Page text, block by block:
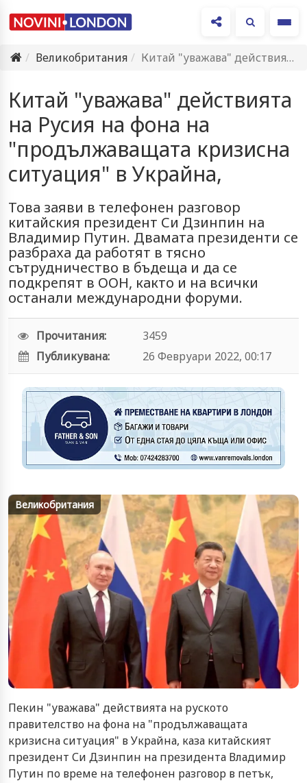
Великобритания
Китай "уважава" действията на Русия на фона на "продължаващата кризисна…
Китай "уважава" действията
на Русия на фона на
"продължаващата кризисна
ситуация" в Украйна,
Това заяви в телефонен разговор
китайския президент Си Дзинпин на
Владимир Путин. Двамата президенти се
разбраха да работят в тясно
сътрудничество в бъдеща и да се
подкрепят в ООН, както и на всички
останали международни форуми.
Прочитания:
3459
Публикувана:
26 Февруари 2022, 00:17
Великобритания
Пекин "уважава" действията на руското
правителство на фона на "продължаващата
кризисна ситуация" в Украйна, каза китайският
президент Си Дзинпин на президента Владимир
Путин по време на телефонен разговор в петък,